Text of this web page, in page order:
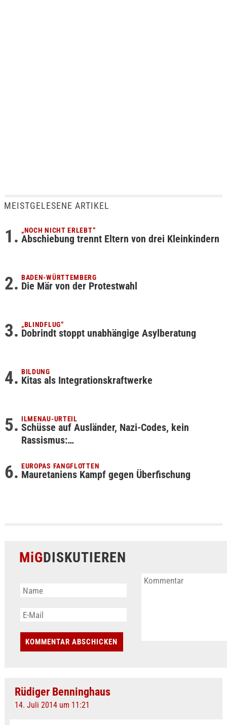
MEISTGELESENE ARTIKEL
„NOCH NICHT ERLEBT“
Abschiebung trennt Eltern von drei Kleinkindern
BADEN-WÜRTTEMBERG
Die Mär von der Protestwahl
„BLINDFLUG“
Dobrindt stoppt unabhängige Asylberatung
BILDUNG
Kitas als Integrationskraftwerke
ILMENAU-URTEIL
Schüsse auf Ausländer, Nazi-Codes, kein
Rassismus:…
EUROPAS FANGFLOTTEN
Mauretaniens Kampf gegen Überfischung
MiGDISKUTIEREN
Rüdiger Benninghaus
14. Juli 2014 um 11:21